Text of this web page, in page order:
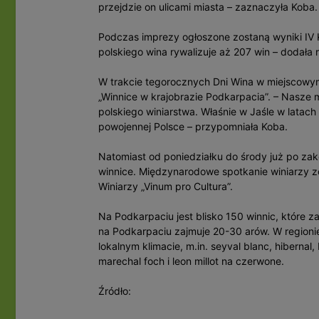
przejdzie on ulicami miasta – zaznaczyła Koba.
Podczas imprezy ogłoszone zostaną wyniki
polskiego wina rywalizuje aż 207 win – dodała
W trakcie tegorocznych Dni Wina w
„Winnice w krajobrazie Podkarpacia”. –
polskiego winiarstwa. Właśnie w Jaśle w
powojennej Polsce – przypomniała Koba.
Natomiast od poniedziałku do środy już po
winnice. Międzynarodowe spotkanie winiarzy
Winiarzy „Vinum pro Cultura”.
Na Podkarpaciu jest blisko 150 winnic, które
na Podkarpaciu zajmuje 20-30 arów. W
lokalnym klimacie, m.in. seyval blanc,
marechal foch i leon millot na czerwone.
Źródło: